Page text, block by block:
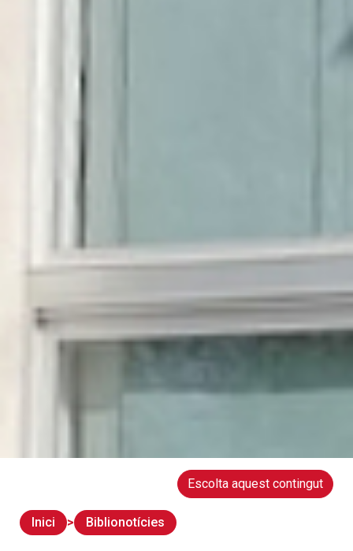
Escolta aquest contingut
Inici Biblionotícies